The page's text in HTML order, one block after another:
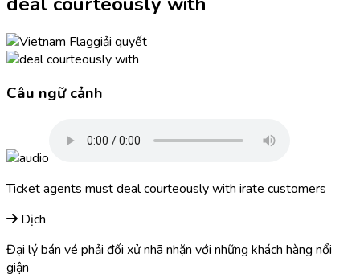
giải quyết
Câu ngữ cảnh
Ticket agents must deal courteously with irate customers
Dịch
Đại lý bán vé phải đối xử nhã nhặn với những khách hàng nổi
giận